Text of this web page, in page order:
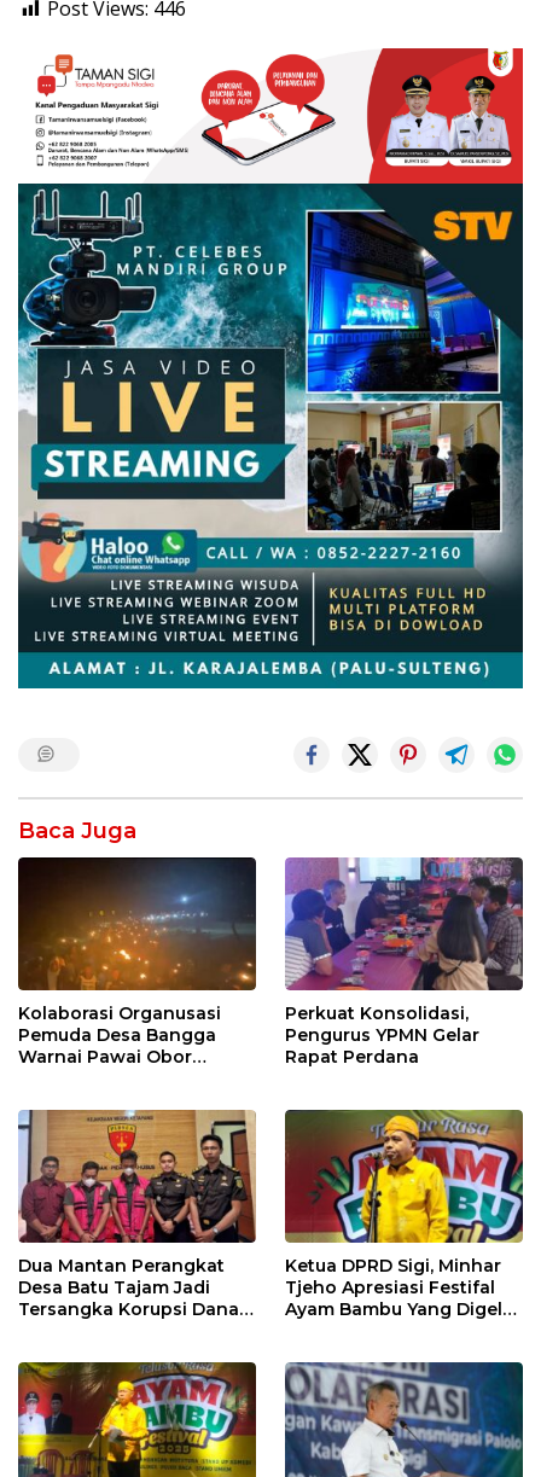
Post Views: 446
Baca Juga
Kolaborasi Organusasi
Pemuda Desa Bangga
Warnai Pawai Obor
Perkuat Konsolidasi,
Pengurus YPMN Gelar
Rapat Perdana
Dua Mantan Perangkat
Desa Batu Tajam Jadi
Tersangka Korupsi Dana
Ketua DPRD Sigi, Minhar
Tjeho Apresiasi Festifal
Ayam Bambu Yang Digelar